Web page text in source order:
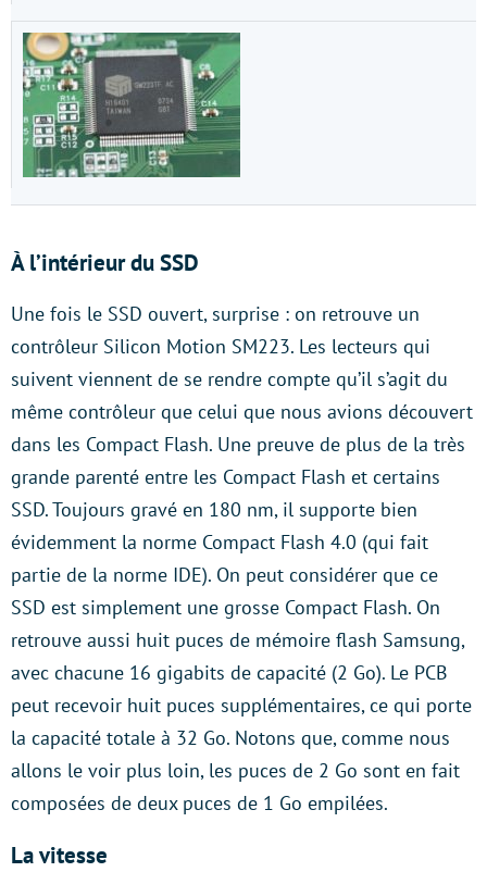
À l’intérieur du SSD
Une fois le SSD ouvert, surprise : on retrouve un
contrôleur Silicon Motion SM223. Les lecteurs qui
suivent viennent de se rendre compte qu’il s’agit du
même contrôleur que celui que nous avions découvert
dans les Compact Flash. Une preuve de plus de la très
grande parenté entre les Compact Flash et certains
SSD. Toujours gravé en 180 nm, il supporte bien
évidemment la norme Compact Flash 4.0 (qui fait
partie de la norme IDE). On peut considérer que ce
SSD est simplement une grosse Compact Flash. On
retrouve aussi huit puces de mémoire flash Samsung,
avec chacune 16 gigabits de capacité (2 Go). Le PCB
peut recevoir huit puces supplémentaires, ce qui porte
la capacité totale à 32 Go. Notons que, comme nous
allons le voir plus loin, les puces de 2 Go sont en fait
composées de deux puces de 1 Go empilées.
La vitesse